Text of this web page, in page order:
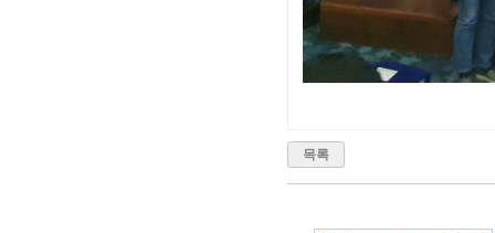
목록